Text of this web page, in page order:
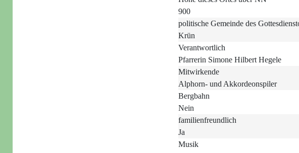
900
politische Gemeinde des
Krün
Verantwortlich
Pfarrerin Simone Hilbert Hegele
Mitwirkende
Alphorn- und Akkordeonspiler
Bergbahn
Nein
familienfreundlich
Ja
Musik